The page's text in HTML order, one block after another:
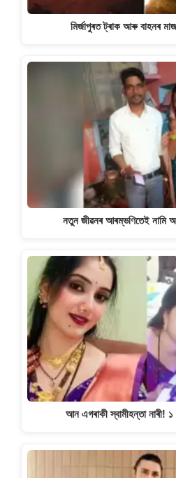
মিৰ্জাপুৰত ট্ৰাক আৰু বাহনৰ
নতুন জীৱনৰ আৰম্ভণিতেই নামি
আন এগৰাকী স্বামীহন্তা নাৰী!